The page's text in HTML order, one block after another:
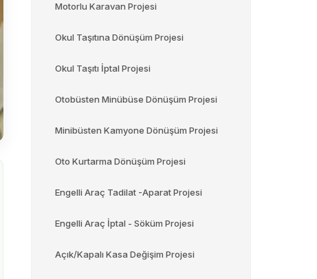
Motorlu Karavan Projesi
Okul Taşıtına Dönüşüm Projesi
Okul Taşıtı İptal Projesi
Otobüsten Minübüse Dönüşüm Projesi
Minibüsten Kamyone Dönüşüm Projesi
Oto Kurtarma Dönüşüm Projesi
Engelli Araç Tadilat -Aparat Projesi
Engelli Araç İptal - Söküm Projesi
Açık/Kapalı Kasa Değişim Projesi